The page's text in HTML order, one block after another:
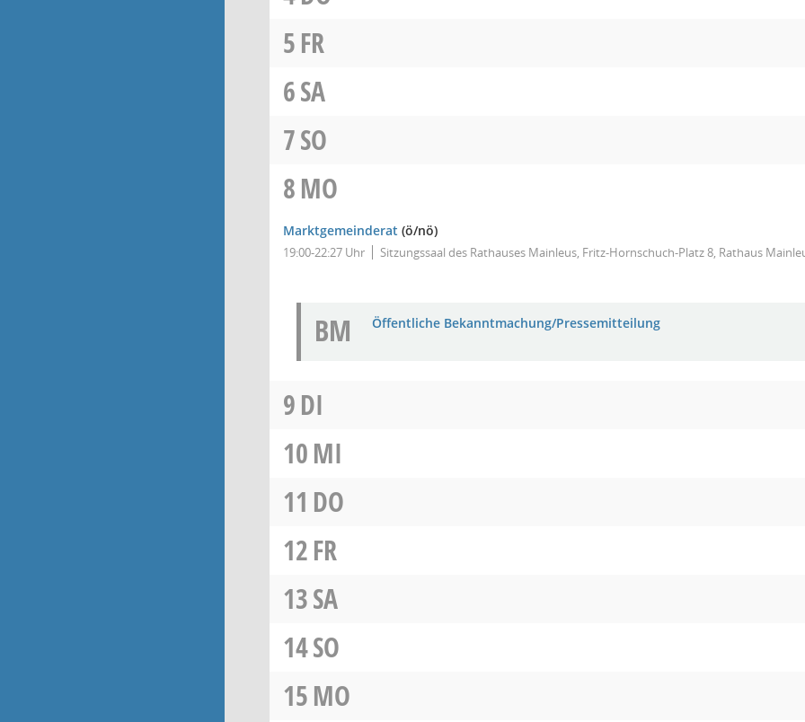
5FR
6SA
7SO
8MO
Marktgemeinderat (ö/nö)
19:00-22:27 Uhr Sitzungssaal des Rathauses Mainleus, Fritz-Hornschuch-Platz 8, Rathaus
BM Öffentliche Bekanntmachung/Pressemitteilung
9DI
10MI
11 DO
12FR
13SA
14SO
15MO